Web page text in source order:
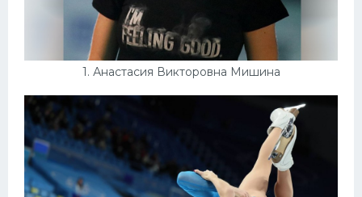
1. Анастасия Викторовна Мишина
Велогонки
Конькобежный спорт
Тренажеры
Интерьеры квартир